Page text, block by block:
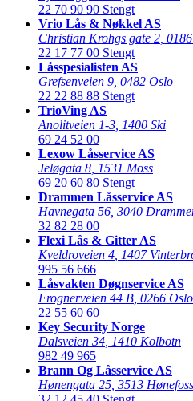
22 70 90 90 Stengt
Vrio Lås & Nøkkel AS
Christian Krohgs gate 2
22 17 77 00 Stengt
Låsspesialisten AS
Grefsenveien 9 0482 Oslo
22 22 88 88 Stengt
TrioVing AS
Anolitveien 1-3 1400 Ski
69 24 52 00
Lexow Låsservice AS
Jeløgata 8 1531 Moss
69 20 60 80 Stengt
Drammen Låsservice AS
Havnegata 56 3040
32 82 28 00
Flexi Lås & Gitter AS
Kveldroveien 4 1407
995 56 666
Låsvakten Døgnservice AS
Frognerveien 44 B 0266 Oslo
22 55 60 60
Key Security Norge
Dalsveien 34 1410 Kolbotn
982 49 965
Brann Og Låsservice AS
Hønengata 25 3513 Hønefoss